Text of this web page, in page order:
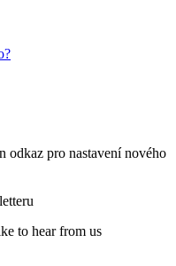
odkaz pro nastavení nového
to hear from us